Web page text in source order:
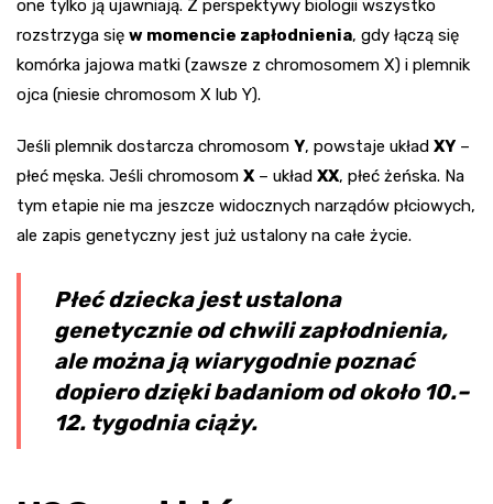
one tylko ją ujawniają. Z perspektywy biologii wszystko
rozstrzyga się w momencie zapłodnienia, gdy łączą się
komórka jajowa matki (zawsze z chromosomem X) i plemnik
ojca (niesie chromosom X lub Y).
Jeśli plemnik dostarcza chromosom Y, powstaje układ XY –
płeć męska. Jeśli chromosom X – układ XX, płeć żeńska. Na
tym etapie nie ma jeszcze widocznych narządów płciowych,
ale zapis genetyczny jest już ustalony na całe życie.
Płeć dziecka jest ustalona
genetycznie od chwili zapłodnienia,
ale można ją wiarygodnie poznać
dopiero dzięki badaniom od około 10.–
12. tygodnia ciąży.